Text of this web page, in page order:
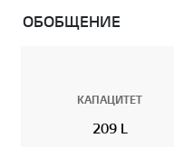
ОБОБЩЕНИЕ
КАПАЦИТЕТ
209 L